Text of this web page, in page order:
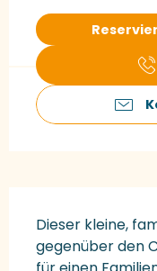
Dieser kleine,
gegenüber den